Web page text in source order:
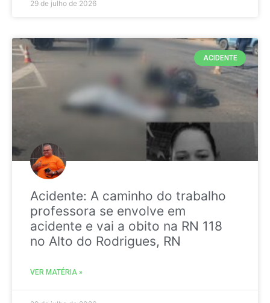
29 de julho de 2026
ACIDENTE
Acidente: A caminho do trabalho
professora se envolve em
acidente e vai a obito na RN 118
no Alto do Rodrigues, RN
VER MATÉRIA »